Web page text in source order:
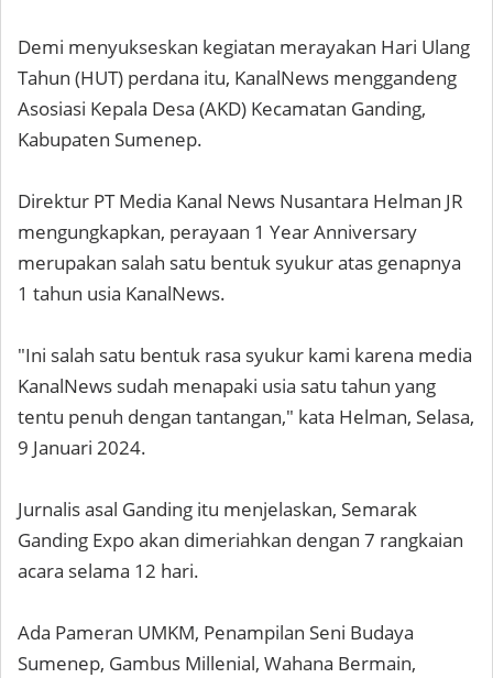
Demi menyukseskan kegiatan merayakan Hari Ulang
Tahun (HUT) perdana itu, KanalNews menggandeng
Asosiasi Kepala Desa (AKD) Kecamatan Ganding,
Kabupaten Sumenep.
Direktur PT Media Kanal News Nusantara Helman JR
mengungkapkan, perayaan 1 Year Anniversary
merupakan salah satu bentuk syukur atas genapnya
1 tahun usia KanalNews.
"Ini salah satu bentuk rasa syukur kami karena media
KanalNews sudah menapaki usia satu tahun yang
tentu penuh dengan tantangan," kata Helman, Selasa,
9 Januari 2024.
Jurnalis asal Ganding itu menjelaskan, Semarak
Ganding Expo akan dimeriahkan dengan 7 rangkaian
acara selama 12 hari.
Ada Pameran UMKM, Penampilan Seni Budaya
Sumenep, Gambus Millenial, Wahana Bermain,